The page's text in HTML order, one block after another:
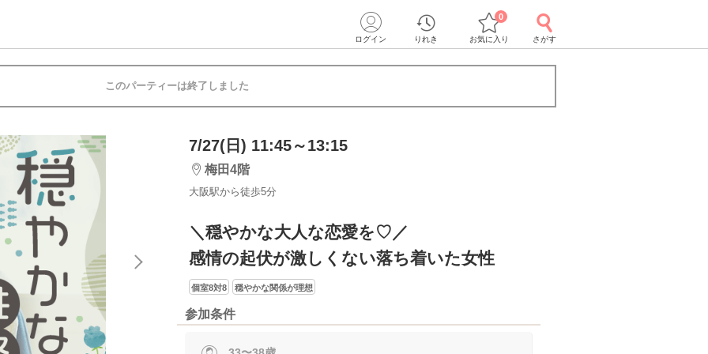
ログイン りれき お気に入り
0
さがす
このパーティーは終了しました
7/27(日) 11:45～13:15
梅田4階
大阪駅から徒歩5分
＼穏やかな大人な恋愛を♡／
感情の起伏が激しくない落ち着いた女性
個室8対8 穏やかな関係が理想
参加条件